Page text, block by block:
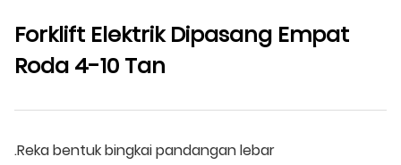
Forklift Elektrik Dipasang Empat
Roda 4-10 Tan
.Reka bentuk bingkai pandangan lebar